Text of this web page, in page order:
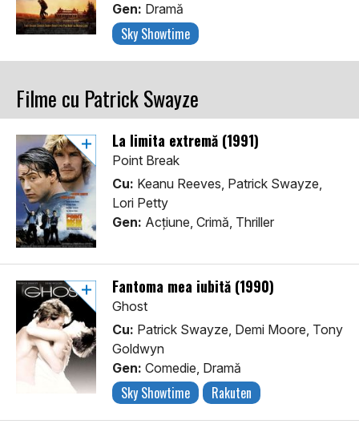
Gen: Dramă
Sky Showtime
Filme cu Patrick Swayze
La limita extremă (1991)
Point Break
Cu: Keanu Reeves, Patrick Swayze,
Lori Petty
Gen: Acţiune, Crimă, Thriller
Fantoma mea iubită (1990)
Ghost
Cu: Patrick Swayze, Demi Moore, Tony
Goldwyn
Gen: Comedie, Dramă
Sky Showtime Rakuten